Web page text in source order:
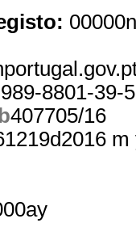
8801-39-5
407705/16